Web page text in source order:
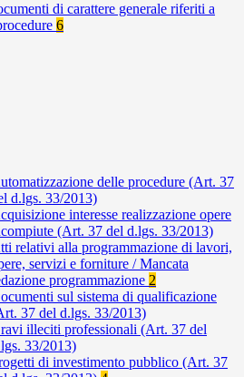
di carattere generale riferiti a
6
delle procedure (Art. 37
d.lgs. 33/2013)
interesse realizzazione opere
(Art. 37 del d.lgs. 33/2013)
relativi alla programmazione di lavori,
servizi e forniture / Mancata
programmazione 2
sul sistema di qualificazione
37 del d.lgs. 33/2013)
illeciti professionali (Art. 37 del
33/2013)
di investimento pubblico (Art. 37